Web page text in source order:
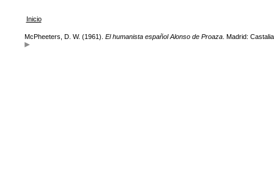
Inicio
McPheeters, D. W. (1961). El humanista español Alonso de Proaza. Madrid: